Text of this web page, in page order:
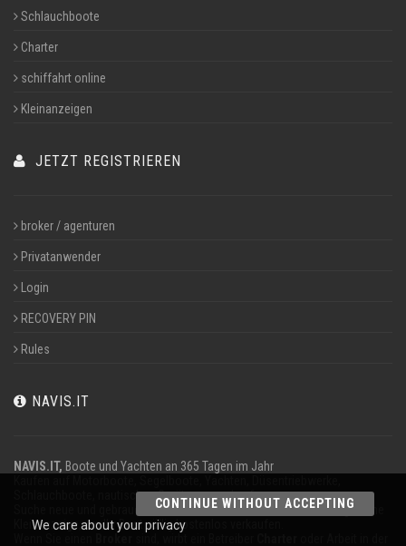
Schlauchboote
Charter
schiffahrt online
Kleinanzeigen
JETZT REGISTRIEREN
broker / agenturen
Privatanwender
Login
RECOVERY PIN
Rules
NAVIS.IT
NAVIS.IT, Boote und Yachten an 365 Tagen im Jahr
Schlauchboote, nautischen Geräten zu verkaufen.
Suche neue und gebrauchte Boote in unserer Datenbank oder sogar eine
Kleinanzeige, um Ihr Boot völlig kostenlos verkaufen.
CONTINUE WITHOUT ACCEPTING
We care about your privacy